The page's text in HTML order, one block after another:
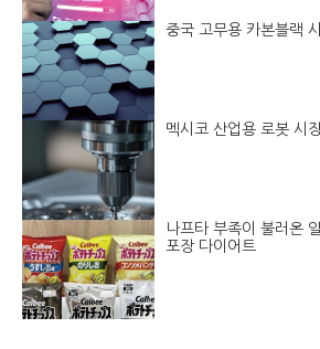
중국 고무용 카본블랙
멕시코 산업용 로봇 시
나프타 부족이 불러온
포장 다이어트